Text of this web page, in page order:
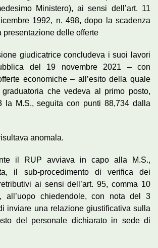
Ministero), ai sensi dell’art. 11
1992, n. 498, dopo la scadenza
presentazione delle offerte
giudicatrice concludeva i suoi lavori
del 19 novembre 2021 – con
economiche – all’esito della quale
che vedeva al primo posto,
la M.S., seguita con punti 88,734 dalla
anomala.
il RUP avviava in capo alla M.S.,
il sub-procedimento di verifica dei
ai sensi dell’art. 95, comma 10
all’uopo chiedendole, con nota del 3
inviare una relazione giustificativa sulla
del personale dichiarato in sede di